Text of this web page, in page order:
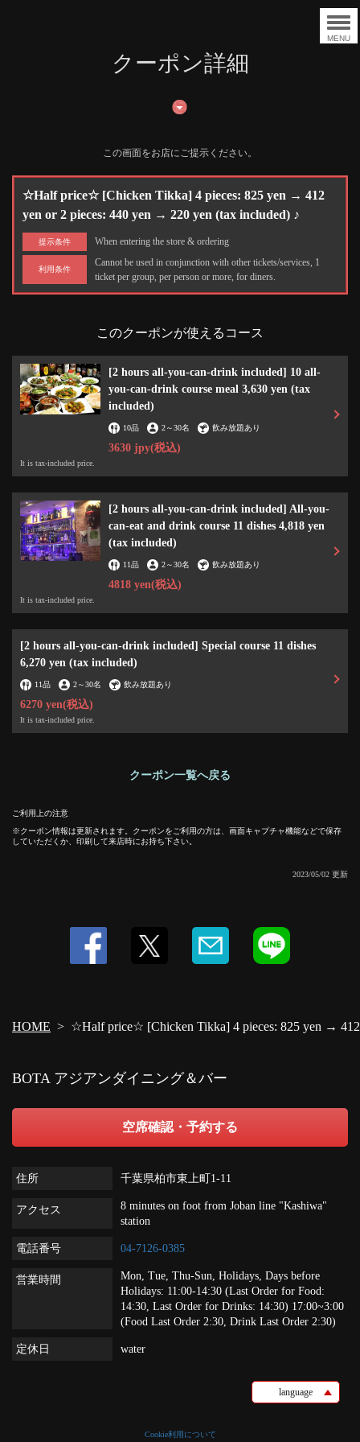
MENU
クーポン詳細
この画面をお店にご提示ください。
☆Half price☆ [Chicken Tikka] 4 pieces: 825 yen → 412
yen or 2 pieces: 440 yen → 220 yen (tax included) ♪
提示条件 When entering the store & ordering
利用条件
Cannot be used in conjunction with other tickets/services, 1
ticket per group, per person or more, for diners.
このクーポンが使えるコース
[2 hours all-you-can-drink included] 10 all-
you-can-drink course meal 3,630 yen (tax
included)
10品 2～30名 飲み放題あり
3630 jpy(税込)
It is tax-included price.
[2 hours all-you-can-drink included] All-you-
can-eat and drink course 11 dishes 4,818 yen
(tax included)
11品 2～30名 飲み放題あり
4818 yen(税込)
It is tax-included price.
[2 hours all-you-can-drink included] Special course 11 dishes
6,270 yen (tax included)
11品 2～30名 飲み放題あり
6270 yen(税込)
It is tax-included price.
クーポン一覧へ戻る
ご利用上の注意
クーポン情報は更新されます。クーポンをご利用の方は、画面キャプチャ機能などで保存
していただくか、印刷して来店時にお持ち下さい。
2023/05/02 更新
HOME ☆Half price☆ [Chicken Tikka] 4 pieces: 825 yen →
この店舗情報をシェアする
☆Half price☆ [Chicken Tikka] 4 pieces: 825 yen → 412 yen or
2 pieces: 440 yen → 220 yen (tax included) ♪ | BOTA アジアン
ダイニング＆バー
BOTA アジアンダイニング＆バー
空席確認・予約する
住所 千葉県柏市東上町1-11
アクセス
8 minutes on foot from Joban line "Kashiwa"
station
電話番号 04-7126-0385
営業時間
Mon, Tue, Thu-Sun, Holidays, Days before
Holidays: 11:00-14:30 (Last Order for Food:
14:30, Last Order for Drinks: 14:30) 17:00~3:00
(Food Last Order 2:30, Drink Last Order 2:30)
定休日 water
language
Cookie利用について